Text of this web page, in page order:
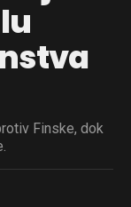
Finske, dok